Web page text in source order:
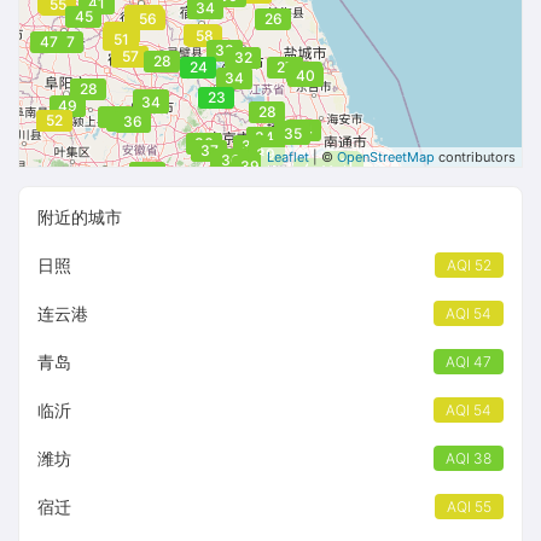
38
39
56
57
41
55
40
36
56
31
33
32
34
35
39
34
47
49
55
33
28
41
41
51
26
55
33
39
34
37
44
39
36
47
24
49
57
57
40
34
36
28
23
34
39
32
28
52
45
58
41
57
27
37
57
34
Leaflet| © OpenStreetMap contributors
附近的城市
日照 AQI 52
连云港 AQI 54
青岛 AQI 47
临沂 AQI 54
潍坊 AQI 38
宿迁 AQI 55